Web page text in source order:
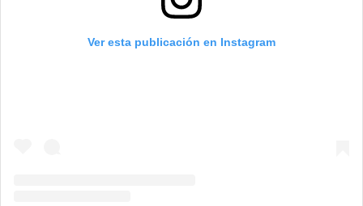
Ver esta publicación en Instagram